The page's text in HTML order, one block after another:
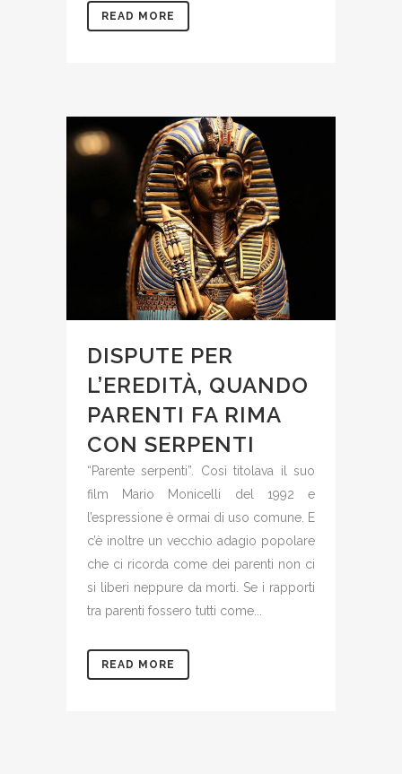
READ MORE
DISPUTE PER
L’EREDITÀ, QUANDO
PARENTI FA RIMA
CON SERPENTI
“Parente serpenti”. Così titolava il suo
film Mario Monicelli del 1992 e
l’espressione è ormai di uso comune. E
c’è inoltre un vecchio adagio popolare
che ci ricorda come dei parenti non ci
si liberi neppure da morti. Se i rapporti
tra parenti fossero tutti come...
READ MORE